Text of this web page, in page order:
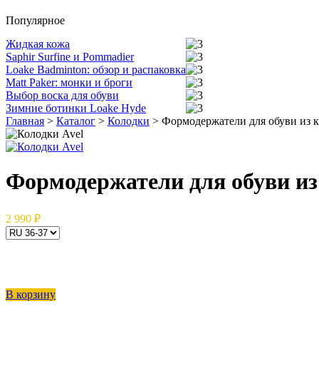
Популярное
Жидкая кожа
Saphir Surfine и Pommadier
Loake Badminton: обзор и распаковка
Matt Paker: монки и броги
Выбор воска для обуви
Зимние ботинки Loake Hyde
Главная > Каталог > Колодки > Формодержатели для обуви из
Формодержатели для обуви
2 990 ₽
В корзину